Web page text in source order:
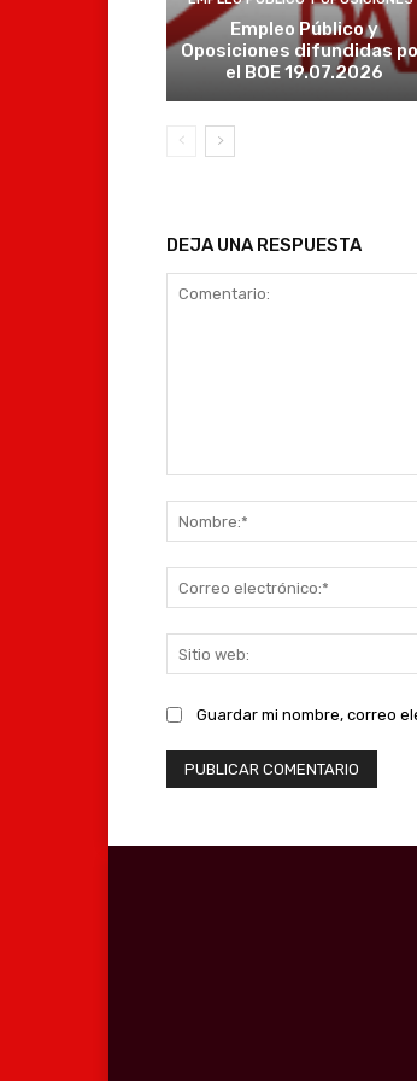
Empleo Público y
Oposiciones difundidas
el BOE 19.07.2026
DEJA UNA RESPUESTA
Guardar mi nombre, correo